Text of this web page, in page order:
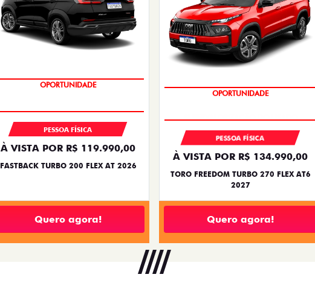
OPORTUNIDADE
PESSOA FÍSICA
À VISTA POR R$ 119.990,00
FASTBACK TURBO 200 FLEX AT 2026
Quero agora!
OPORTUNIDADE
PESSOA FÍSICA
À VISTA POR R$ 134.990,00
TORO FREEDOM TURBO 270 FLEX AT6
2027
Quero agora!